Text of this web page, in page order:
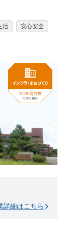
活 安心安全
詳細はこちら